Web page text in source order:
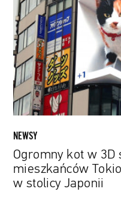
3D
spogląda
na
mieszkańców
Tokio.
Niezwykły
billboard
w
stolicy
NEWSY
Ogromny kot w 3D
mieszkańców
w stolicy Japonii